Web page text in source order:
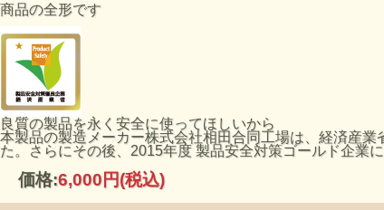
商品の全形です
良質の製品を永く安全に使ってほしいから
本製品の製造メーカー株式会社相田合同工場は、経済産
た。さらにその後、2015年度 製品安全対策ゴールド企業に
価格:6,000円(税込)